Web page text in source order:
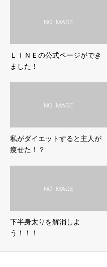
ＬＩＮＥの公式ページができ
ました！
私がダイエットすると主人が
痩せた！？
下半身太りを解消しよ
う！！！